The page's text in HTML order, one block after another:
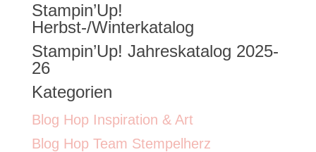
nach:
Stampin’Up!
Herbst-/Winterkatalog
Stampin’Up! Jahreskatalog 2025-
26
Kategorien
Blog Hop Inspiration & Art
Blog Hop Team Stempelherz